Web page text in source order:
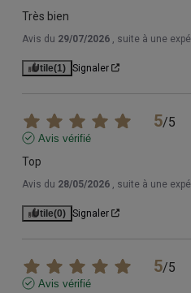
Très bien
Avis du 29/07/2026 , suite à une
Utile(1) Signaler
5/5
Avis vérifié
Top
Avis du 28/05/2026 , suite à une
Utile(0) Signaler
5/5
Avis vérifié